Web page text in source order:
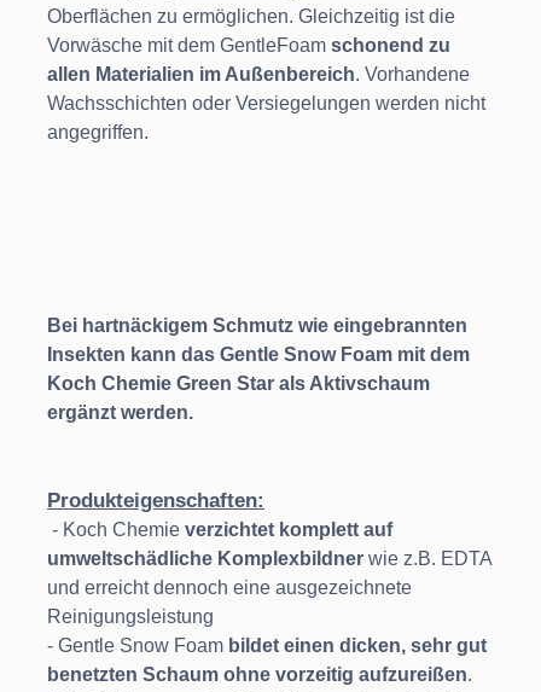
Oberflächen zu ermöglichen. Gleichzeitig ist die
Vorwäsche mit dem GentleFoam schonend zu
allen Materialien im Außenbereich. Vorhandene
Wachsschichten oder Versiegelungen werden nicht
angegriffen.
Bei hartnäckigem Schmutz wie eingebrannten
Insekten kann das Gentle Snow Foam mit dem
Koch Chemie Green Star als Aktivschaum
ergänzt werden.
Produkteigenschaften:
- Koch Chemie verzichtet komplett auf
umweltschädliche Komplexbildner wie z.B. EDTA
und erreicht dennoch eine ausgezeichnete
Reinigungsleistung
- Gentle Snow Foam bildet einen dicken, sehr gut
benetzten Schaum ohne vorzeitig aufzureißen.